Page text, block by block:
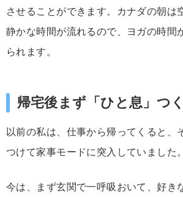
させることができ ます。 カナダの朝は
静かな時間が流れるので、 ヨガの時間
られ ます。
帰宅後まず「ひと息」 つく
以前の私は、 仕事から帰 って くる と、
つけて家事モードに突入 してい ま した。
今は、 まず玄関で一呼吸 おいて、好き